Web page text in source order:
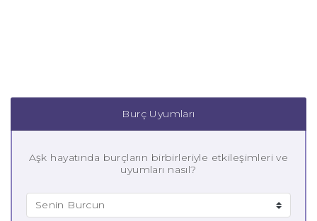
Burç Uyumları
Aşk hayatında burçların birbirleriyle etkileşimleri ve
uyumları nasıl?